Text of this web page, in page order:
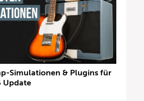
Simulationen & Plugins für
Update